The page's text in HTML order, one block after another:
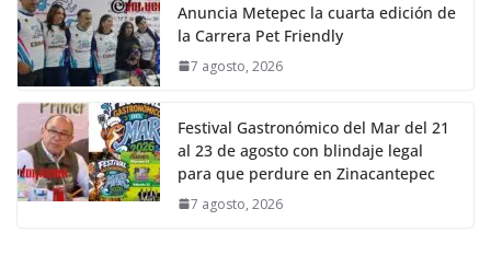
Anuncia Metepec la cuarta edición de
la Carrera Pet Friendly
7 agosto, 2026
Festival Gastronómico del Mar del 21
al 23 de agosto con blindaje legal
para que perdure en Zinacantepec
7 agosto, 2026